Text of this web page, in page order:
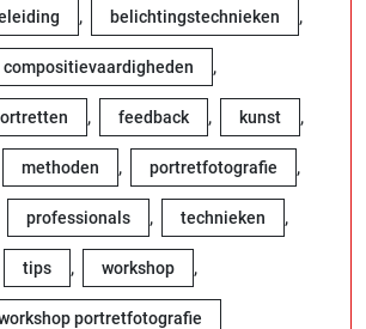
, belichtingstechnieken ,
compositievaardigheden ,
, feedback , kunst ,
methoden , portretfotografie ,
professionals , technieken ,
tips , workshop ,
portretfotografie